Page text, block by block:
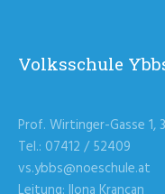
Volksschule
Prof. Wirtinger-Gasse 1,
Tel.: 07412 / 52409
vs.ybbs@noeschule.at